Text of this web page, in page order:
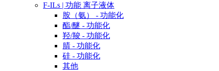
F-ILs | 功能 离子液体
胺（氨） - 功能化
酯/醚 - 功能化
羟/羧 - 功能化
腈 - 功能化
硅 - 功能化
其他